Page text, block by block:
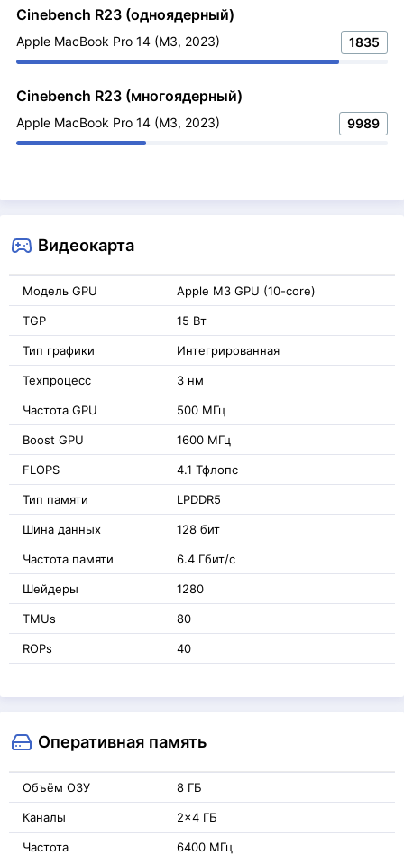
Cinebench R23 (одноядерный)
Apple MacBook Pro 14 (M3, 2023) 1835
Cinebench R23 (многоядерный)
Apple MacBook Pro 14 (M3, 2023) 9989
Видеокарта
Модель GPU Apple M3 GPU (10-core)
TGP 15 Вт
Тип графики Интегрированная
Техпроцесс 3 нм
Частота GPU 500 МГц
Boost GPU 1600 МГц
FLOPS 4.1 Тфлопс
Тип памяти LPDDR5
Шина данных 128 бит
Частота памяти 6.4 Гбит/с
Шейдеры 1280
TMUs 80
ROPs 40
Оперативная память
Объём ОЗУ 8 ГБ
Каналы 2x4 ГБ
Частота 6400 МГц